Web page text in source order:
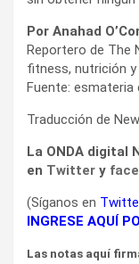
Por Anahad
Reportero de The
fitness, nutrición y
Fuente: esmateria
Traducción de
La ONDA digital
en Twitter y
(Síganos en
INGRESE AQUÍ
Las notas aquí